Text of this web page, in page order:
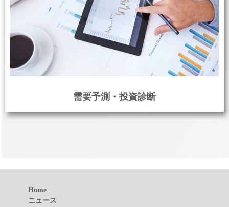
需要予測・投資診断
Home
ニュース